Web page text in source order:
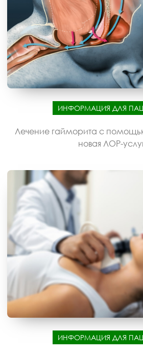
ИНФОРМАЦИЯ ДЛЯ
Лечение гайморита с
новая ЛОР-
ИНФОРМАЦИЯ ДЛЯ